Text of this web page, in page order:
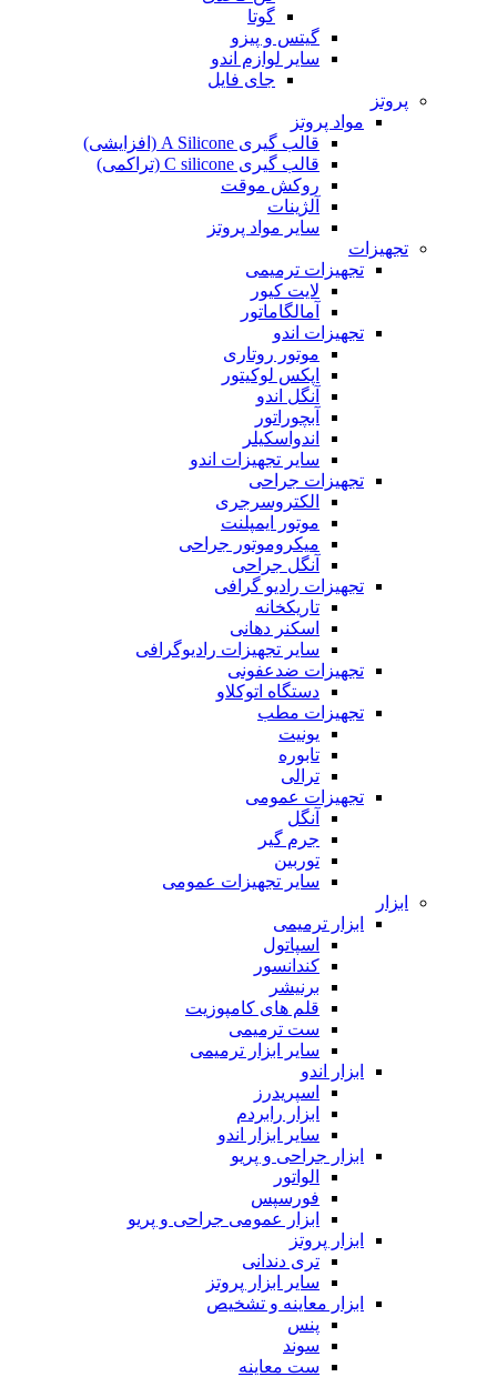
گوتا
گیتس و پیزو
سایر لوازم اندو
جای فایل
پروتز
مواد پروتز
قالب گیری A Silicone (افزایشی)
قالب گیری C silicone (تراکمی)
روکش موقت
آلژینات
سایر مواد پروتز
تجهیزات
تجهیزات ترمیمی
لایت کیور
آمالگاماتور
تجهیزات اندو
موتور روتاری
اپکس لوکیتور
آنگل اندو
آبچوراتور
اندواسکیلر
سایر تجهیزات اندو
تجهیزات جراحی
الکتروسرجری
موتور ایمپلنت
میکروموتور جراحی
آنگل جراحی
تجهیزات رادیو گرافی
تاریکخانه
اسکنر دهانی
سایر تجهیزات رادیوگرافی
تجهیزات ضدعفونی
دستگاه اتوکلاو
تجهیزات مطب
یونیت
تابوره
ترالی
تجهیزات عمومی
آنگل
جرم گیر
توربین
سایر تجهیزات عمومی
ابزار
ابزار ترمیمی
اسپاتول
کندانسور
برنیشر
قلم های کامپوزیت
ست ترمیمی
سایر ابزار ترمیمی
ابزار اندو
اسپریدرز
ابزار رابردم
سایر ابزار اندو
ابزار جراحی و پریو
الواتور
فورسپس
ابزار عمومی جراحی و پریو
ابزار پروتز
تری دندانی
سایر ابزار پروتز
ابزار معاینه و تشخیص
پنس
سوند
ست معاینه